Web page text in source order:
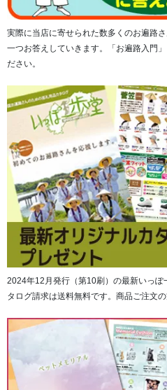
実際に当店に寄せられた数多くのお遍路
一つお答えしていきます。「お遍路入門
ださい。
2024年12月発行（第10刷）の最新いっぽ
タログ請求は送料無料です。商品ご注文